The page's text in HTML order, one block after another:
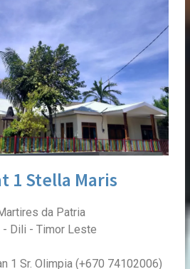
1 Stella Maris
da Patria
- Dili - Timor Leste
1 Sr. Olimpia (+670 74102006)